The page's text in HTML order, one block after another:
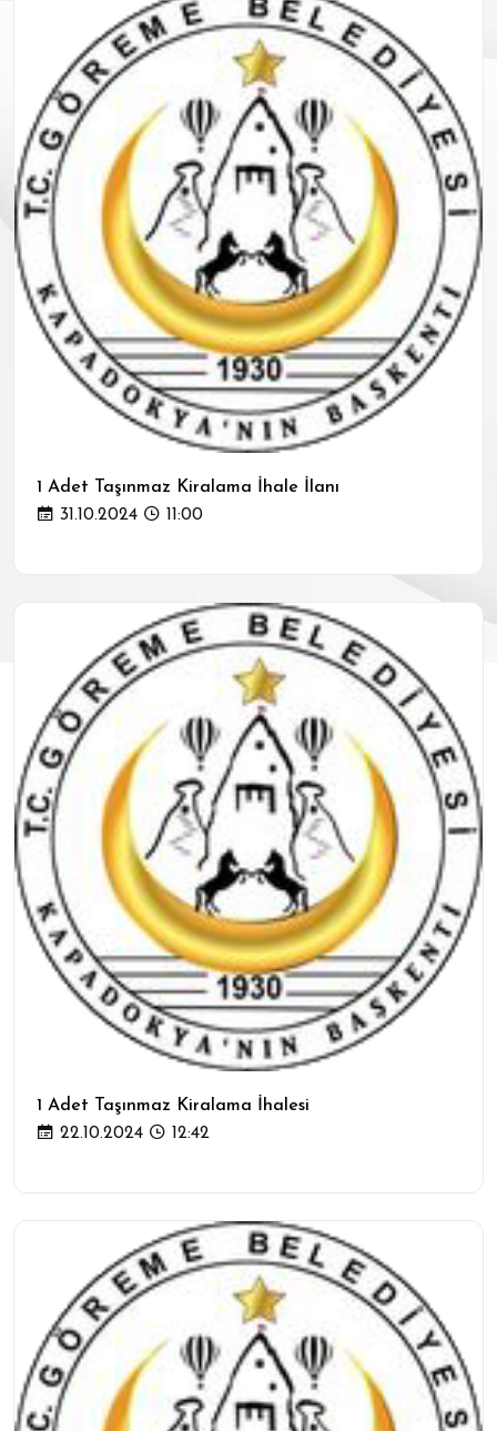
1 Adet Taşınmaz Kiralama İhale İlanı
31.10.2024
11:00
1 Adet Taşınmaz Kiralama İhalesi
22.10.2024
12:42